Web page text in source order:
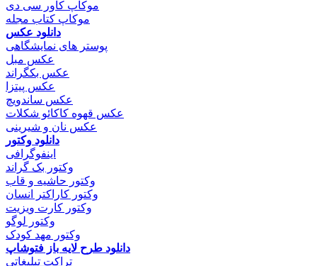
موکاپ کاور سی دی
موکاپ کتاب مجله
دانلود عکس
پوستر های نمایشگاهی
عکس مبل
عکس بکگراند
عکس پیتزا
عکس ساندویچ
عکس قهوه کاکائو شکلات
عکس نان و شیرینی
دانلود وکتور
اینفوگرافی
وکتور بک گراند
وکتور حاشیه و قاب
وکتور کاراکتر انسان
وکتور کارت ویزیت
وکتور لوگو
وکتور مهد کودک
دانلود طرح لایه باز فتوشاپ
تراکت تبلیغاتی